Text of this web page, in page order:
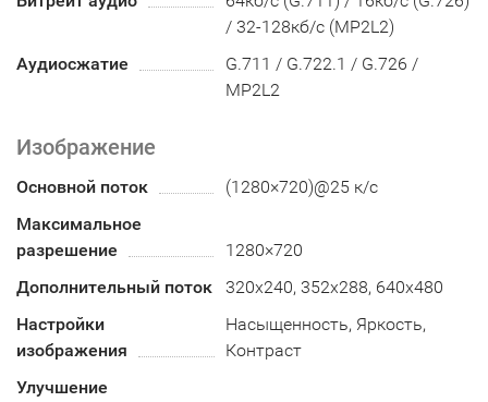
/ 32-128кб/с (MP2L2)
Аудиосжатие
G.711 / G.722.1 / G.726 /
MP2L2
Изображение
Основной поток
(1280×720)@25 к/с
Максимальное
разрешение
1280×720
Дополнительный поток
320x240, 352х288, 640x480
Настройки
изображения
Насыщенность, Яркость,
Контраст
Улучшение